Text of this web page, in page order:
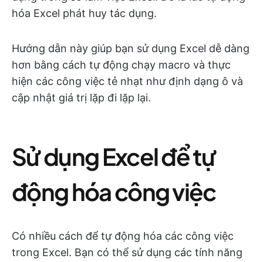
hóa Excel phát huy tác dụng.
Hướng dẫn này giúp bạn sử dụng Excel dễ dàng
hơn bằng cách tự động chạy macro và thực
hiện các công việc tẻ nhạt như định dạng ô và
cập nhật giá trị lặp đi lặp lại.
Sử dụng Excel để tự
động hóa công việc
Có nhiều cách để tự động hóa các công việc
trong Excel. Bạn có thể sử dụng các tính năng